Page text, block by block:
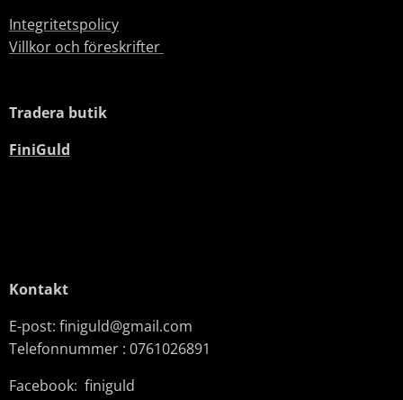
Integritetspolicy
Villkor och föreskrifter
Tradera butik
FiniGuld
Kontakt
E-post: finiguld@gmail.com
Telefonnummer : 0761026891
Facebook: finiguld